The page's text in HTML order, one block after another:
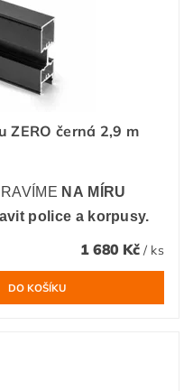
ZERO černá 2,9 m
NA MÍRU
police a korpusy.
1 680 Kč / ks